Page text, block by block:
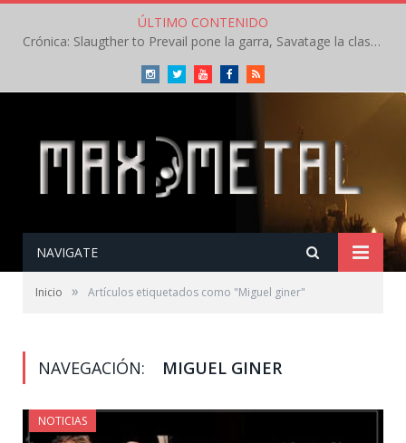
ÚLTIMO CONTENIDO
Crónica: Slaugther to Prevail pone la garra, Savatage la clase en la apertura del Leyendas del Rock – Miércoles – Agosto 2026
InstagramTwitterYoutubeFacebookRSS
NAVIGATE
Inicio » Artículos etiquetados como "Miguel giner"
NAVEGACIÓN: MIGUEL GINER
NOTICIAS